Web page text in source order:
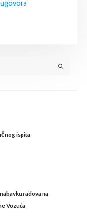
ispita
radova na
Vozuća